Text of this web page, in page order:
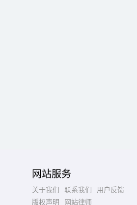
网站服务
关于我们 联系我们
用户反馈
版权声明
网站律师